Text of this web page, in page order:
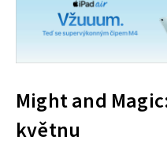
Might and
květnu